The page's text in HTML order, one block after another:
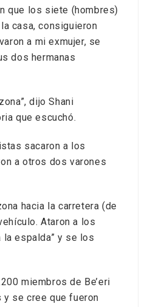
que los siete (hombres)
casa, consiguieron
a mi exmujer, se
dos hermanas
dijo Shani
que escuchó.
sacaron a los
a otros dos varones
hacia la carretera (de
Ataron a los
espalda” y se los
miembros de Be’eri
se cree que fueron